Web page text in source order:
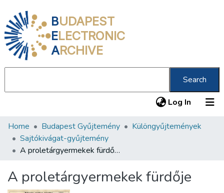
BUDAPEST
ELECTRONIC
ARCHIVE
Search
Log In (current)
Communities & Collections
All of DSpace
About us
Home Budapest Gyűjtemény
Különgyűjtemények
Sajtókivágat-gyűjtemény
A proletárgyermekek fürdője
A proletárgyermekek fürdője